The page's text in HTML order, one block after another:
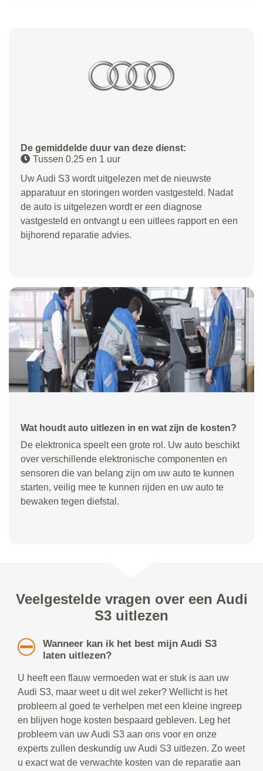
De gemiddelde duur van deze dienst:
Tussen 0.25 en 1 uur
Uw Audi S3 wordt uitgelezen met de nieuwste
apparatuur en storingen worden vastgesteld. Nadat
de auto is uitgelezen wordt er een diagnose
vastgesteld en ontvangt u een uitlees rapport en een
bijhorend reparatie advies.
Wat houdt auto uitlezen in en wat zijn de kosten?
De elektronica speelt een grote rol. Uw auto beschikt
over verschillende elektronische componenten en
sensoren die van belang zijn om uw auto te kunnen
starten, veilig mee te kunnen rijden en uw auto te
bewaken tegen diefstal.
Veelgestelde vragen over een Audi
S3 uitlezen
Wanneer kan ik het best mijn Audi S3
laten uitlezen?
U heeft een flauw vermoeden wat er stuk is aan uw
Audi S3, maar weet u dit wel zeker? Wellicht is het
probleem al goed te verhelpen met een kleine ingreep
en blijven hoge kosten bespaard gebleven. Leg het
probleem van uw Audi S3 aan ons voor en onze
experts zullen deskundig uw Audi S3 uitlezen. Zo weet
u exact wat de verwachte kosten van de reparatie aan